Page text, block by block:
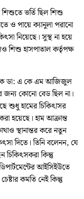
ভর্তি ছিল শিশু
ও পায়ে ক্যানুলা পরানো
নিয়েছে। সুস্থ না হয়ে
শিশু হাসপাতাল কর্তৃপক্ষ
ডা: এ কে এম আজিজুল
জন্য কোনো বেড ছিল না।
শুধু হামের চিকিৎাসর
হয়েছে। হাম আক্রান্ত
স্থানান্তর করে নতুন
দিতে। তিনি বলেনন, যে
চিকিৎসকরা কিন্তু
আইসিইউতে
কমতি নেই কিন্তু